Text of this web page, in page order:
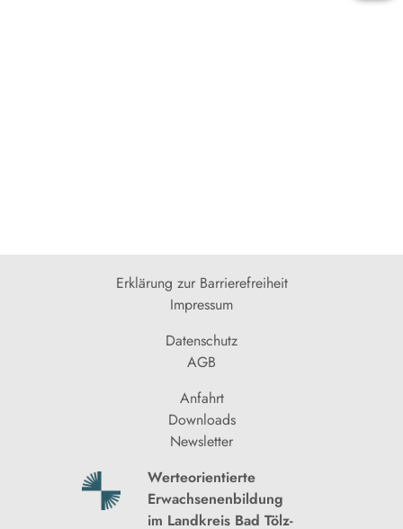
Erklärung zur Barrierefreiheit
Impressum
Datenschutz
AGB
Anfahrt
Downloads
Newsletter
Werteorientierte
Erwachsenenbildung
im Landkreis Bad Tölz-